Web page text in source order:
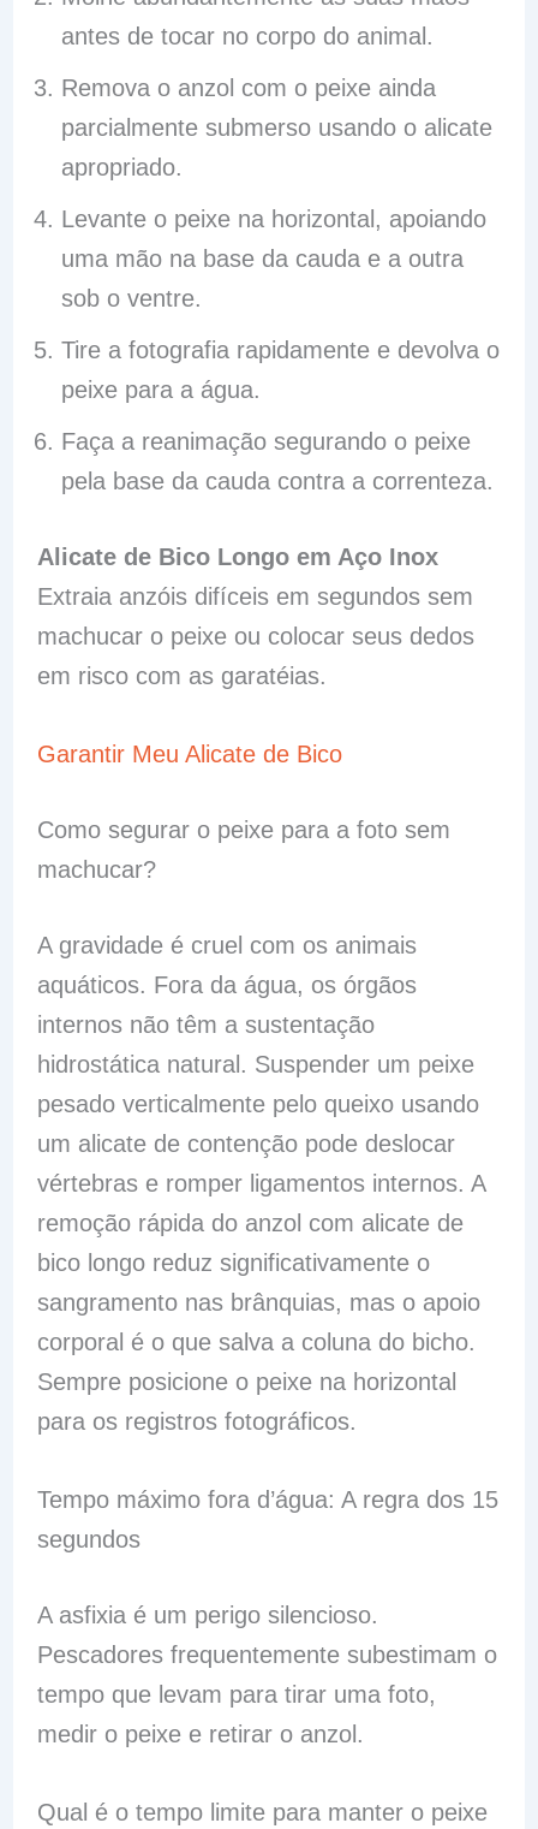
antes de tocar no corpo do animal.
Remova o anzol com o peixe ainda
parcialmente submerso usando o alicate
apropriado.
Levante o peixe na horizontal, apoiando
uma mão na base da cauda e a outra
sob o ventre.
Tire a fotografia rapidamente e devolva o
peixe para a água.
Faça a reanimação segurando o peixe
pela base da cauda contra a correnteza.
Alicate de Bico Longo em Aço Inox
Extraia anzóis difíceis em segundos sem
machucar o peixe ou colocar seus dedos
em risco com as garatéias.
Garantir Meu Alicate de Bico
Como segurar o peixe para a foto sem
machucar?
A gravidade é cruel com os animais
aquáticos. Fora da água, os órgãos
internos não têm a sustentação
hidrostática natural. Suspender um peixe
pesado verticalmente pelo queixo usando
um alicate de contenção pode deslocar
vértebras e romper ligamentos internos. A
remoção rápida do anzol com alicate de
bico longo reduz significativamente o
sangramento nas brânquias, mas o apoio
corporal é o que salva a coluna do bicho.
Sempre posicione o peixe na horizontal
para os registros fotográficos.
Tempo máximo fora d’água: A regra dos 15
segundos
A asfixia é um perigo silencioso.
Pescadores frequentemente subestimam o
tempo que levam para tirar uma foto,
medir o peixe e retirar o anzol.
Qual é o tempo limite para manter o peixe